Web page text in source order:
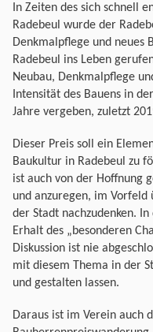
In Zeiten des sich schnell
Radebeul wurde der
Denkmalpflege und neues
Radebeul ins Leben
Neubau, Denkmalpflege
Intensität des Bauens in
Jahre vergeben, zuletzt
Dieser Preis soll ein
Baukultur in Radebeul zu
ist auch von der Hoffnung
und anzuregen, im
der Stadt nachzudenken.
Erhalt des „besonderen
Diskussion ist nie
mit diesem Thema in der
und gestalten lassen.
Daraus ist im Verein auch